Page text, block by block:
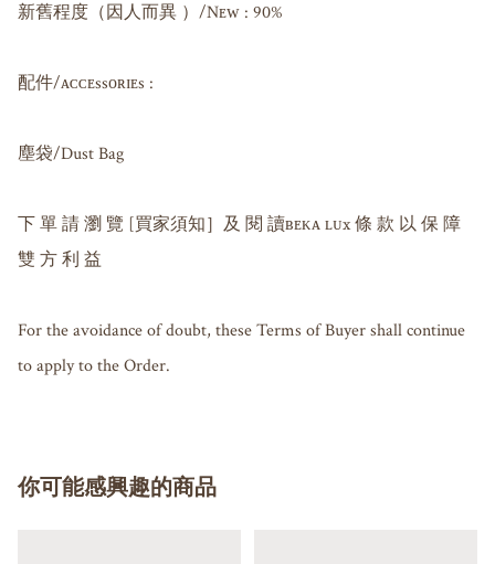
新舊程度（因人而異 ）/Nᴇᴡ : 90%
配件/ᴀᴄᴄᴇssᴏʀɪᴇs :
塵袋/Dust Bag
下 單 請 瀏 覽 [買家須知］及 閱 讀ʙᴇᴋᴀ ʟᴜx 條 款 以 保 障
雙 方 利 益
For the avoidance of doubt, these Terms of Buyer shall continue
你可能感興趣的商品